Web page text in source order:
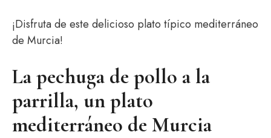
¡Disfruta de este delicioso plato típico mediterráneo
de Murcia!
La pechuga de pollo a la
parrilla, un plato
mediterráneo de Murcia